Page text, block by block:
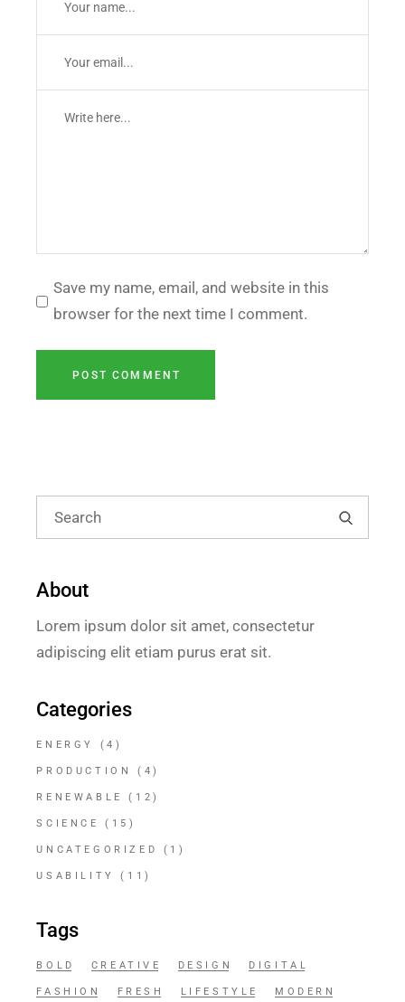
Save my name, email, and website in this
browser for the next time I comment.
POST COMMENT
About
Lorem ipsum dolor sit amet, consectetur
adipiscing elit etiam purus erat sit.
Categories
ENERGY (4)
PRODUCTION (4)
RENEWABLE (12)
SCIENCE (15)
UNCATEGORIZED (1)
USABILITY (11)
Tags
BOLD CREATIVE DESIGN DIGITAL
FASHION FRESH LIFESTYLE MODERN